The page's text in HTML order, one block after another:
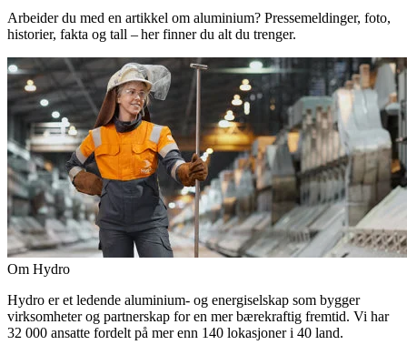
Arbeider du med en artikkel om aluminium? Pressemeldinger, foto,
historier, fakta og tall – her finner du alt du trenger.
Om Hydro
Hydro er et ledende aluminium- og energiselskap som bygger
virksomheter og partnerskap for en mer bærekraftig fremtid. Vi har
32 000 ansatte fordelt på mer enn 140 lokasjoner i 40 land.